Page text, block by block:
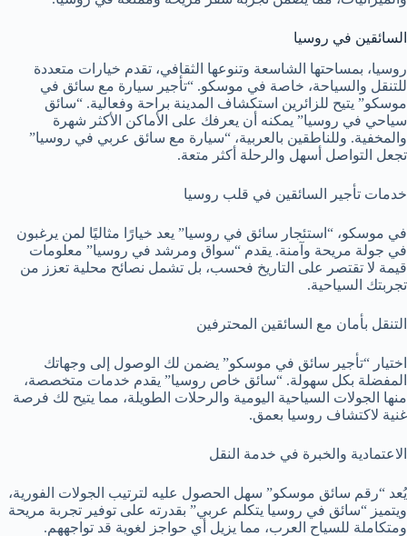
السائقين في روسيا
روسيا، بمساحتها الشاسعة وتنوعها الثقافي، تقدم خيارات متعددة
للتنقل والسياحة، خاصة في موسكو. “تأجير سيارة مع سائق في
موسكو” يتيح للزائرين استكشاف المدينة براحة وفعالية. “سائق
سياحي في روسيا” يمكنه أن يعرفك على الأماكن الأكثر شهرة
والمخفية. وللناطقين بالعربية، “سيارة مع سائق عربي في روسيا”
تجعل التواصل أسهل والرحلة أكثر متعة.
خدمات تأجير السائقين في قلب روسيا
في موسكو، “استئجار سائق في روسيا” يعد خيارًا مثاليًا لمن يرغبون
في جولة مريحة وآمنة. يقدم “سواق ومرشد في روسيا” معلومات
قيمة لا تقتصر على التاريخ فحسب، بل تشمل نصائح محلية تعزز من
تجربتك السياحية.
التنقل بأمان مع السائقين المحترفين
اختيار “تأجير سائق في موسكو” يضمن لك الوصول إلى وجهاتك
المفضلة بكل سهولة. “سائق خاص روسيا” يقدم خدمات متخصصة،
منها الجولات السياحية اليومية والرحلات الطويلة، مما يتيح لك فرصة
غنية لاكتشاف روسيا بعمق.
الاعتمادية والخبرة في خدمة النقل
يُعد “رقم سائق موسكو” سهل الحصول عليه لترتيب الجولات الفورية،
ويتميز “سائق في روسيا يتكلم عربي” بقدرته على توفير تجربة مريحة
ومتكاملة للسياح العرب، مما يزيل أي حواجز لغوية قد تواجههم.